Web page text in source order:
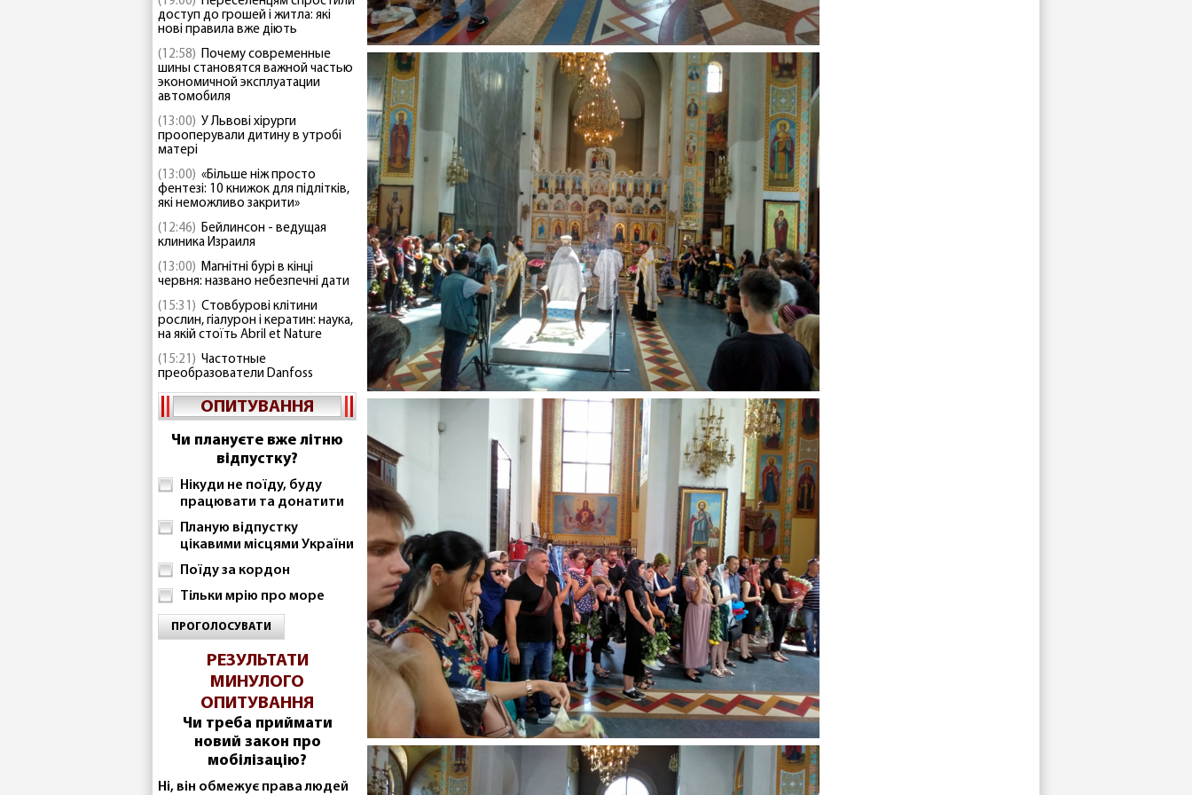
доступ до грошей і житла: які
нові правила вже діють
(12:58) Почему современные
шины становятся важной частью
экономичной эксплуатации
автомобиля
(13:00) У Львові хірурги
прооперували дитину в утробі
матері
(13:00) «Більше ніж просто
фентезі: 10 книжок для підлітків,
які неможливо закрити»
(12:46) Бейлинсон - ведущая
клиника Израиля
(13:00) Магнітні бурі в кінці
червня: названо небезпечні дати
(15:31) Стовбурові клітини
рослин, гіалурон і кератин: наука,
на якій стоїть Abril et Nature
(15:21) Частотные
преобразователи Danfoss
ОПИТУВАННЯ
Чи плануєте вже літню
відпустку?
Нікуди не поїду, буду
працювати та донатити
Планую відпустку
цікавими місцями України
Поїду за кордон
Тільки мрію про море
ПРОГОЛОСУВАТИ
РЕЗУЛЬТАТИ
МИНУЛОГО
ОПИТУВАННЯ
Чи треба приймати
новий закон про
мобілізацію?
Ні, він обмежує права людей